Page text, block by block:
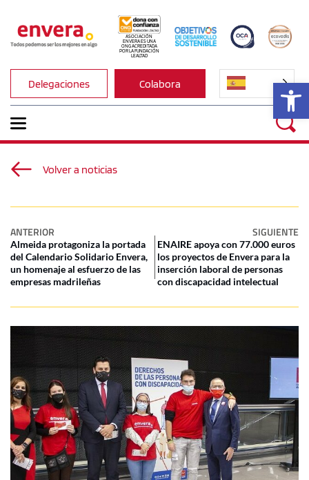
ASOCIACIÓN
ENVERA ES UNA
ONG ACREDITADA
POR LA FUNDACIÓN
LEALTAD
Delegaciones Colabora
Volver a noticias
ANTERIOR SIGUIENTE
Almeida protagoniza la portada
del Calendario Solidario Envera,
un homenaje al esfuerzo de las
empresas madrileñas
ENAIRE apoya con 77.000 euros
los proyectos de Envera para la
inserción laboral de personas
con discapacidad intelectual